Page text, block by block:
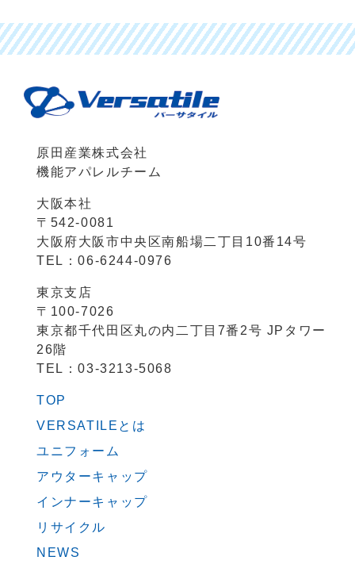
原田産業株式会社
機能アパレルチーム
大阪本社
〒542-0081
大阪府大阪市中央区南船場二丁目10番14号
TEL：06-6244-0976
東京支店
〒100-7026
東京都千代田区丸の内二丁目7番2号 JPタワー
26階
TEL：03-3213-5068
TOP
VERSATILEとは
ユニフォーム
アウターキャップ
インナーキャップ
リサイクル
NEWS